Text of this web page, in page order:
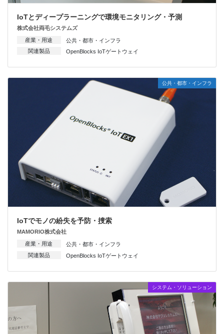
IoTとディープラーニングで環境モニタリング・予測
株式会社両毛システムズ
産業・用途
公共・都市・インフラ
関連製品
OpenBlocks IoTゲートウェイ
公共・都市・インフラ
IoTでモノの紛失を予防・捜索
MAMORIO株式会社
産業・用途
公共・都市・インフラ
関連製品
OpenBlocks IoTゲートウェイ
システム・ソリューション